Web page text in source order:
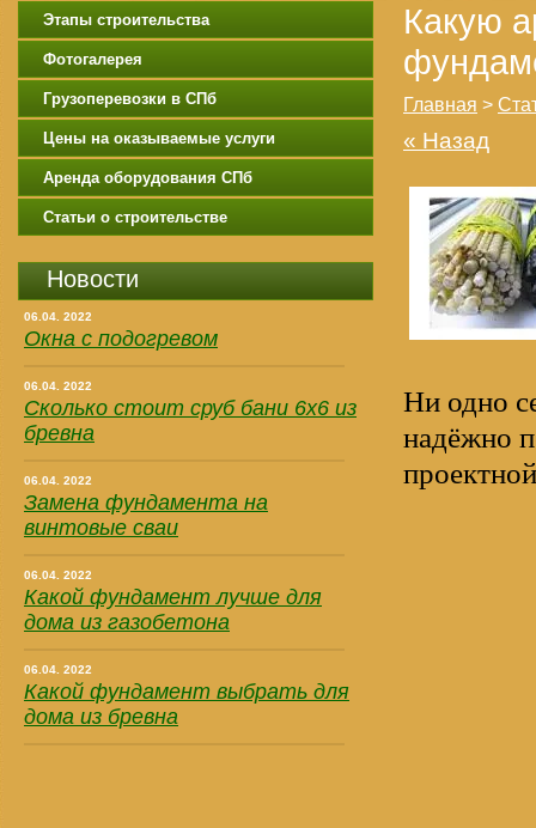
Этапы строительства
Фотогалерея
Грузоперевозки в СПб
Цены на оказываемые услуги
Аренда оборудования СПб
Статьи о строительстве
Новости
06.04. 2022
Окна с подогревом
06.04. 2022
Сколько стоит сруб бани 6х6 из
бревна
06.04. 2022
Замена фундамента на
винтовые сваи
06.04. 2022
Какой фундамент лучше для
дома из газобетона
06.04. 2022
Какой фундамент выбрать для
дома из бревна
Какую
Главная >
« Назад
Ни одно
надёжно